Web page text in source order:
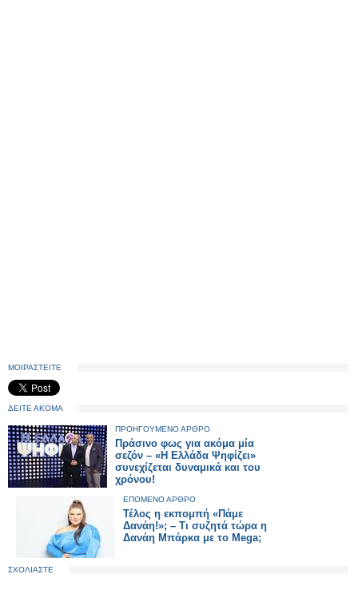
ΜΟΙΡΑΣΤΕΙΤΕ
ΔΕΙΤΕ ΑΚΟΜΑ
ΠΡΟΗΓΟΥΜΕΝΟ ΑΡΘΡΟ
Πράσινο φως για ακόμα μία
σεζόν – «Η Ελλάδα Ψηφίζει»
συνεχίζεται δυναμικά και του
χρόνου!
ΕΠΟΜΕΝΟ ΑΡΘΡΟ
Τέλος η εκπομπή «Πάμε
Δανάη!»; – Τι συζητά τώρα η
Δανάη Μπάρκα με το Mega;
ΣΧΟΛΙΑΣΤΕ